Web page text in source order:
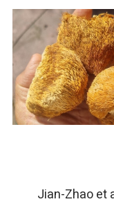
Jian-Zhao et